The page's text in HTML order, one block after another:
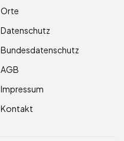
Orte
Datenschutz
Bundesdatenschutz
AGB
Impressum
Kontakt